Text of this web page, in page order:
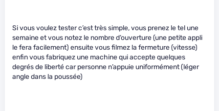
Si vous voulez tester c’est très simple, vous prenez le tel une
semaine et vous notez le nombre d’ouverture (une petite appli
le fera facilement) ensuite vous filmez la fermeture (vitesse)
enfin vous fabriquez une machine qui accepte quelques
degrés de liberté car personne n’appuie uniformément (léger
angle dans la poussée)